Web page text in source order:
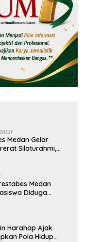
Medan Gelar
Silaturahmi,
Medan
Diduga
Harahap Ajak
Pola Hidup